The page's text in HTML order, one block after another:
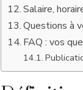
Salaire,
Questions à
FAQ : vos